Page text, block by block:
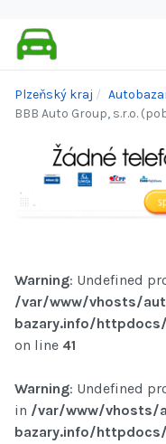
Plzeňský kraj
BBB Auto Group, s.r.o.
Warning: Undefined
/var/www/vhosts/
bazary.info/
on line 41
Warning: Undefined
in /var/www/vhosts/
bazary.info/